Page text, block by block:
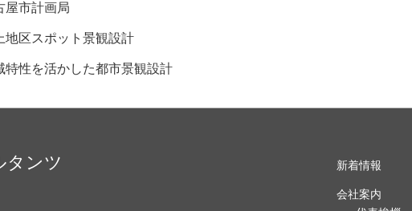
屋市計画局
地区スポット景観設計
特性を活かした都市景観設計
タンツ 新着情報
会社案内